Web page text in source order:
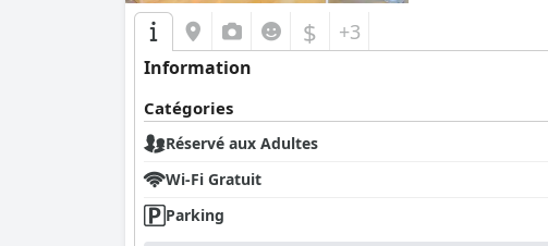
$ +3
Information
Catégories
Réservé aux Adultes
Wi-Fi Gratuit
Parking